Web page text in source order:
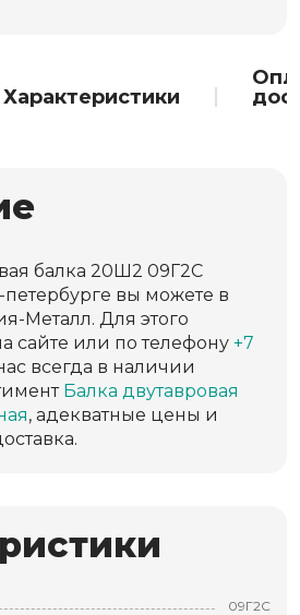
Характеристики
балка 20Ш2 09Г2С
петербурге вы можете в
Металл. Для этого
сайте или по телефону +7
всегда в наличии
Балка двутавровая
, адекватные цены и
09Г2С